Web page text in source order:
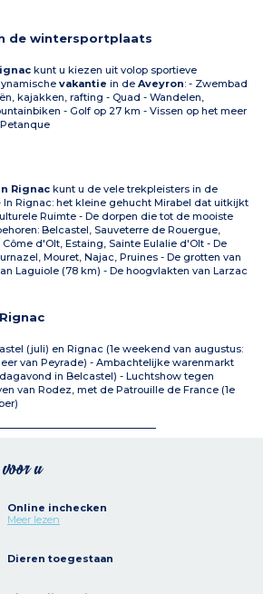
de wintersportplaats
kunt u kiezen uit volop sportieve
vakantie in deAveyron: - Zwembad
kajakken, rafting - Quad - Wandelen,
- Golf op 27 km - Vissen op het meer
Rignac kunt u de vele trekpleisters in de
In Rignac: het kleine gehucht Mirabel dat uitkijkt
Ruimte - De dorpen die tot de mooiste
Belcastel, Sauveterre de Rouergue,
d'Olt, Estaing, Sainte Eulalie d'Olt - De
Mouret, Najac, Pruines - De grotten van
Laguiole (78 km) - De hoogvlakten van Larzac
(juli) en Rignac (1e weekend van augustus:
van Peyrade) - Ambachtelijke warenmarkt
in Belcastel) - Luchtshow tegen
van Rodez, met de Patrouille de France (1e
u
Online inchecken
Meer lezen
Dieren toegestaan